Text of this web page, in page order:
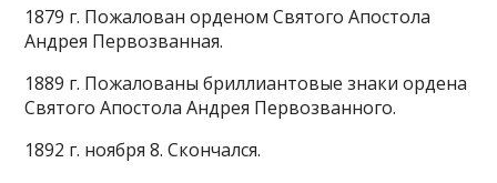
1879 г. Пожалован орденом Святого Апостола
Андрея Первозванная.
1889 г. Пожалованы бриллиантовые знаки ордена
Святого Апостола Андрея Первозванного.
1892 г. ноября 8. Скончался.